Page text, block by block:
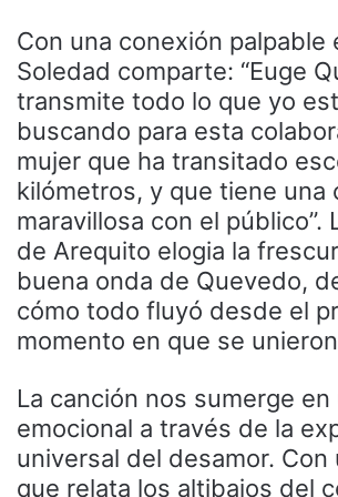
Con una conexión palpable
Soledad comparte: “Euge
transmite todo lo que yo
buscando para esta
mujer que ha transitado
kilómetros, y que tiene una
maravillosa con el público”.
de Arequito elogia la
buena onda de Quevedo,
cómo todo fluyó desde el
momento en que se
La canción nos sumerge en
emocional a través de la
universal del desamor. Con
que relata los altibajos del